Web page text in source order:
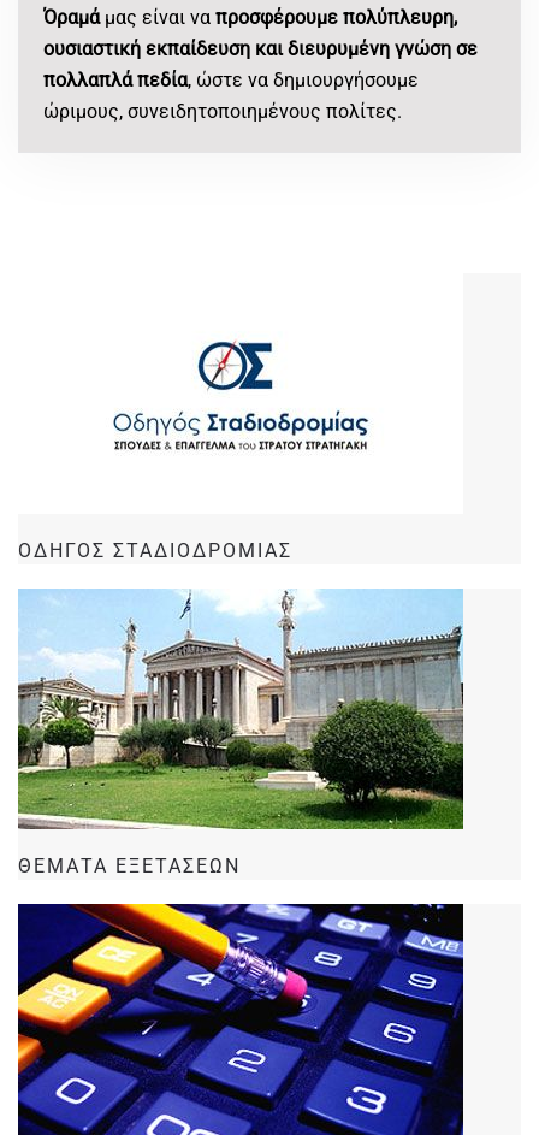
Όραμάμας είναι να προσφέρουμε πολύπλευρη,
ουσιαστική εκπαίδευση και διευρυμένη γνώση σε
πολλαπλά πεδία, ώστε να δημιουργήσουμε
ώριμους, συνειδητοποιημένους πολίτες.
ΟΔΗΓΟΣ ΣΤΑΔΙΟΔΡΟΜΙΑΣ
ΘΕΜΑΤΑ ΕΞΕΤΑΣΕΩΝ